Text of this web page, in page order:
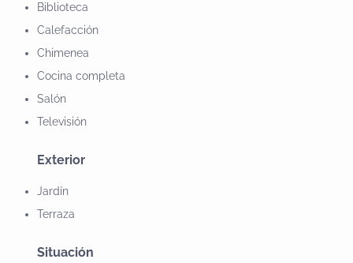
Biblioteca
Calefacción
Chimenea
Cocina completa
Salón
Televisión
Exterior
Jardín
Terraza
Situación